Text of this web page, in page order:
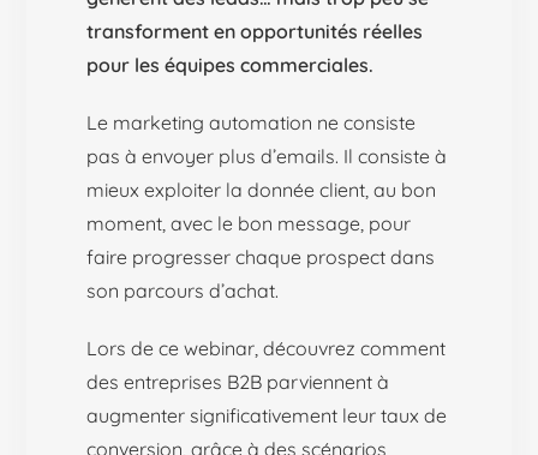
transforment en opportunités réelles
pour les équipes commerciales.
Le marketing automation ne consiste
pas à envoyer plus d’emails. Il consiste à
mieux exploiter la donnée client, au bon
moment, avec le bon message, pour
faire progresser chaque prospect dans
son parcours d’achat.
Lors de ce webinar, découvrez comment
des entreprises B2B parviennent à
augmenter significativement leur taux de
conversion, grâce à des scénarios